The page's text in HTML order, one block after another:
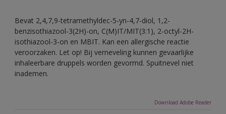
Bevat 2,4,7,9-tetramethyldec-5-yn-4,7-diol, 1,2-
benzisothiazool-3(2H)-on, C(M)IT/MIT(3:1), 2-octyl-2H-
isothiazool-3-on en MBIT. Kan een allergische reactie
veroorzaken. Let op! Bij verneveling kunnen gevaarlijke
inhaleerbare druppels worden gevormd. Spuitnevel niet
inademen.
Download Adobe Reader